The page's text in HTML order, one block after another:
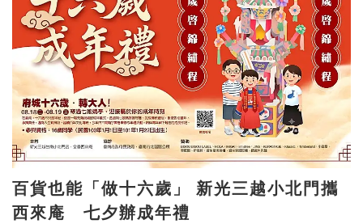
百貨也能「做十六歲」 新光三越小北門攜
西來庵 七夕辦成年禮